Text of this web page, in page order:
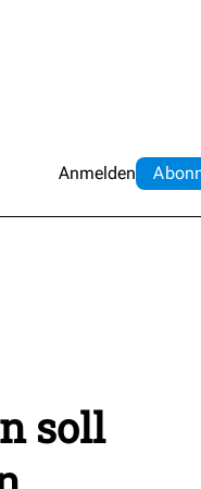
Anmelden Abo
soll